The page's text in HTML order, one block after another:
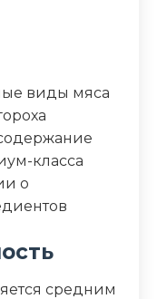
виды мяса
класса
о
средним